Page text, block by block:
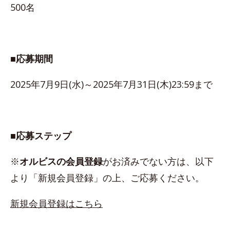
500名
■応募期間
2025年7月9日(水)～2025年7月31日(木)23:59まで
■応募ステップ
※オルビスの会員登録がお済みでない方は、以下
より「新規会員登録」の上、ご応募ください。
新規会員登録はこちら